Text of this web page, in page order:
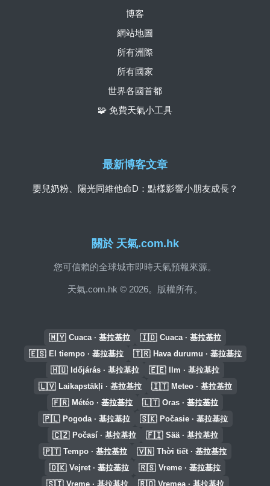
關於 天氣.com.hk
您可信賴的全球城市即時天氣預報來源。
天氣.com.hk © 2026。版權所有。
博客
網站地圖
所有洲際
所有國家
世界各國首都
🧩 免費天氣小工具
最新博客文章
嬰兒奶粉、陽光同維他命D：點樣影響小朋友成長？
🇲🇾 Cuaca · 基拉基拉 🇮🇩 Cuaca · 基拉基拉
🇪🇸 El tiempo · 基拉基拉 🇹🇷 Hava durumu · 基拉基拉
🇭🇺 Időjárás · 基拉基拉 🇪🇪 Ilm · 基拉基拉
🇱🇻 Laikapstākļi · 基拉基拉 🇮🇹 Meteo · 基拉基拉
🇫🇷 Météo · 基拉基拉 🇱🇹 Oras · 基拉基拉
🇵🇱 Pogoda · 基拉基拉 🇸🇰 Počasie · 基拉基拉
🇨🇿 Počasí · 基拉基拉 🇫🇮 Sää · 基拉基拉
🇵🇹 Tempo · 基拉基拉 🇻🇳 Thời tiết · 基拉基拉
🇩🇰 Vejret · 基拉基拉 🇷🇸 Vreme · 基拉基拉
Vreme · 基拉基拉 Vremea · 基拉基拉